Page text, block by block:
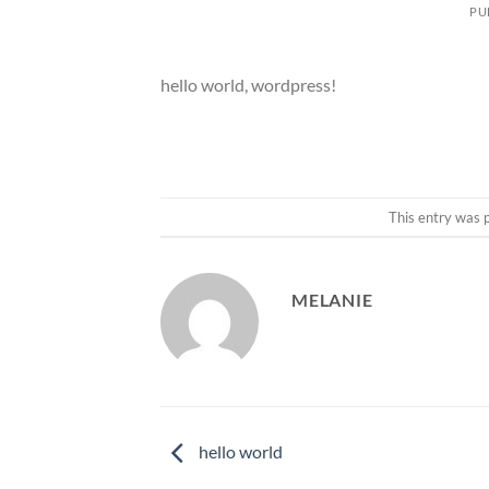
hello world, wordpress!
This entry was
MELANIE
hello world